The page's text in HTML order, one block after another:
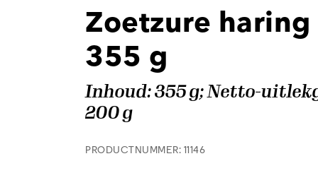
Zoetzure haring
355 g
Inhoud: 355 g; Netto-
200 g
PRODUCTNUMMER: 11146